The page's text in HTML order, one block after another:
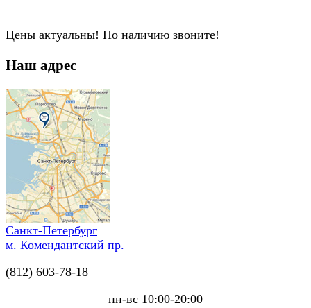
Цены актуальны! По наличию звоните!
Наш адрес
Санкт-Петербург
м. Комендантский пр.
(812) 603-78-18
пн-вс 10:00-20:00